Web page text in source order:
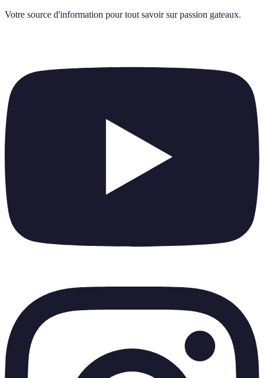
Votre source d'information pour tout savoir sur passion gateaux.